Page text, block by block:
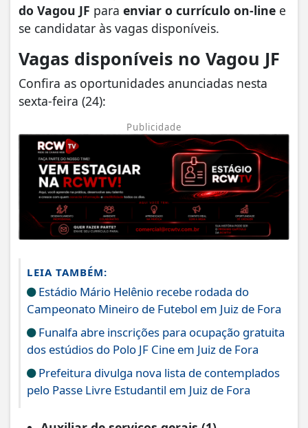
do Vagou JF para enviar o currículo on-line e
se candidatar às vagas disponíveis.
Vagas disponíveis no Vagou JF
Confira as oportunidades anunciadas nesta
sexta-feira (24):
Publicidade
LEIA TAMBÉM:
Estádio Mário Helênio recebe rodada do
Campeonato Mineiro de Futebol em Juiz de Fora
Funalfa abre inscrições para ocupação gratuita
dos estúdios do Polo JF Cine em Juiz de Fora
Prefeitura divulga nova lista de contemplados
pelo Passe Livre Estudantil em Juiz de Fora